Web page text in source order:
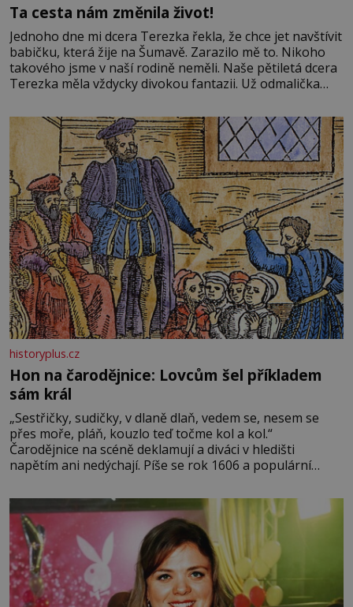
Ta cesta nám změnila život!
Jednoho dne mi dcera Terezka řekla, že chce jet navštívit
babičku, která žije na Šumavě. Zarazilo mě to. Nikoho
takového jsme v naší rodině neměli. Naše pětiletá dcera
Terezka měla vždycky divokou fantazii. Už odmalička
zdálo o jednorožcích, krásných princeznách, statečných
rytířích a létajících dracích.
historyplus.cz
Hon na čarodějnice: Lovcům šel příkladem
sám král
„Sestřičky, sudičky, v dlaně dlaň, vedem se, nesem se
přes moře, pláň, kouzlo teď točme kol a kol.“
Čarodějnice na scéně deklamují a diváci v hledišti
napětím ani nedýchají. Píše se rok 1606 a populární
Tragédii o Macbethovi. Napsal ji pro krále Jakuba I., jenž
v roce 1603 vystřídal